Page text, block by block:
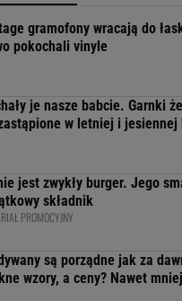
gramofony wracają do
pokochali vinyle
je nasze babcie. Garnki
w letniej i jesiennej
jest zwykły burger. Jego
składnik
PROMOCYJNY
są porządne jak za
wzory, a ceny? Nawet